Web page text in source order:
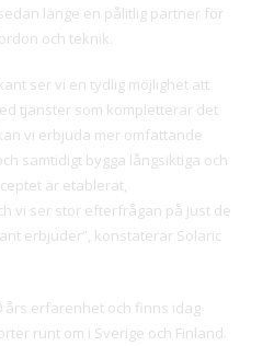
länge en pålitlig partner för
och teknik.
ser vi en tydlig möjlighet att
tjänster som kompletterar det
vi erbjuda mer omfattande
samtidigt bygga långsiktiga och
är etablerat,
vi ser stor efterfrågan på just de
erbjuder”, konstaterar Solaric
års erfarenhet och finns idag
runt om i Sverige och Finland.